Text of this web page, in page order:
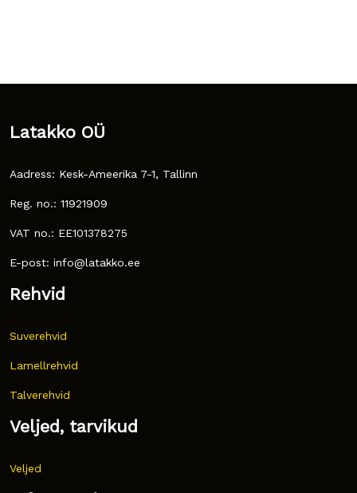
Latakko OÜ
Aadress: Kesk-Ameerika 7-1, Tallinn
Reg. no.: 11921909
VAT no.: EE101378275
E-post: info@latakko.ee
Rehvid
Suverehvid
Lamellrehvid
Talverehvid
Veljed, tarvikud
Veljed